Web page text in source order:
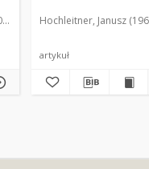
Hochleitner, Janusz
artykuł